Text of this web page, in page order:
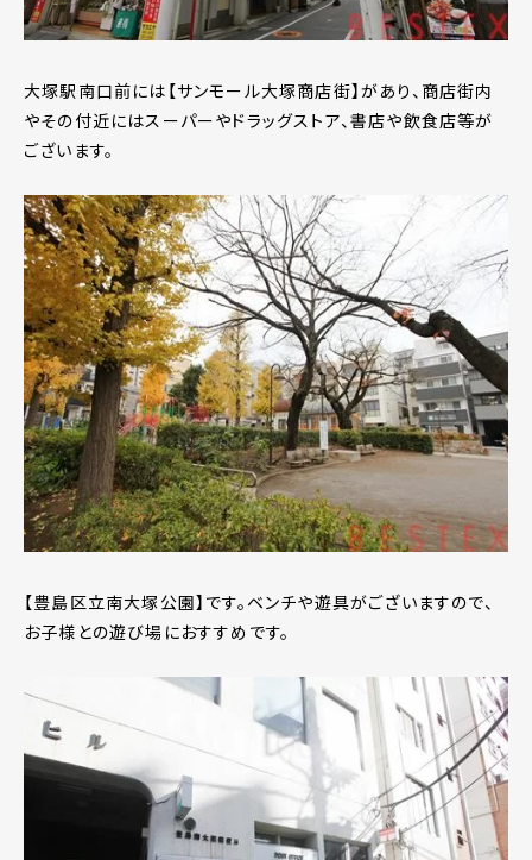
大塚駅南口前には【サンモール大塚商店街】があり、商店街内
やその付近にはスーパーやドラッグストア、書店や飲食店等が
ございます。
【豊島区立南大塚公園】です。ベンチや遊具がございますので、
お子様との遊び場におすすめです。